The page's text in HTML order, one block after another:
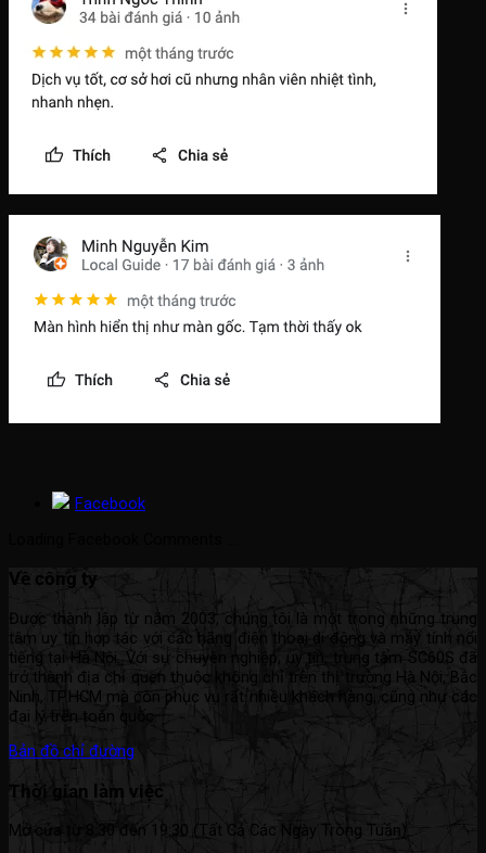
Facebook
Về công ty
Được thành lập từ năm 2003, chúng tôi là một trong những trung
tâm uy tín hợp tác với các hãng điện thoại di động và máy tính nổi
tiếng tại Hà Nội. Với sự chuyên nghiệp, uy tín, trung tâm SC60S đã
trở thành địa chỉ quen thuộc không chỉ trên thị trường Hà Nội, Bắc
Ninh, TP.HCM mà còn phục vụ rất nhiều khách hàng, cũng như các
đại lý trên toàn quốc.
Bản đồ chỉ đường
Thời gian làm việc
Mở cửa từ 8:30 đến 19:30 (Tất Cả Các Ngày Trong Tuần).